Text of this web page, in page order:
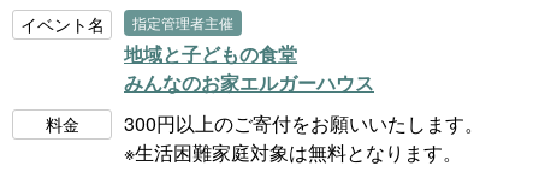
イベント名 指定管理者主催
地域と子どもの食堂
みんなのお家エルガーハウス
料金
300円以上のご寄付をお願いいたします。
※生活困難家庭対象は無料となります。